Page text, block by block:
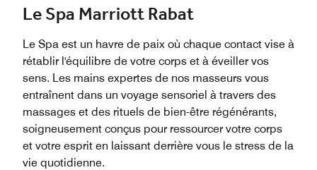
Le Spa Marriott Rabat
Le Spa est un havre de paix où chaque contact vise à
rétablir l'équilibre de votre corps et à éveiller vos
sens. Les mains expertes de nos masseurs vous
entraînent dans un voyage sensoriel à travers des
massages et des rituels de bien-être régénérants,
soigneusement conçus pour ressourcer votre corps
et votre esprit en laissant derrière vous le stress de la
vie quotidienne.